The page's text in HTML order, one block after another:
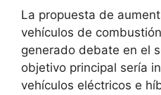
La propuesta de
vehículos de
generado debate en el
objetivo principal sería
vehículos eléctricos e